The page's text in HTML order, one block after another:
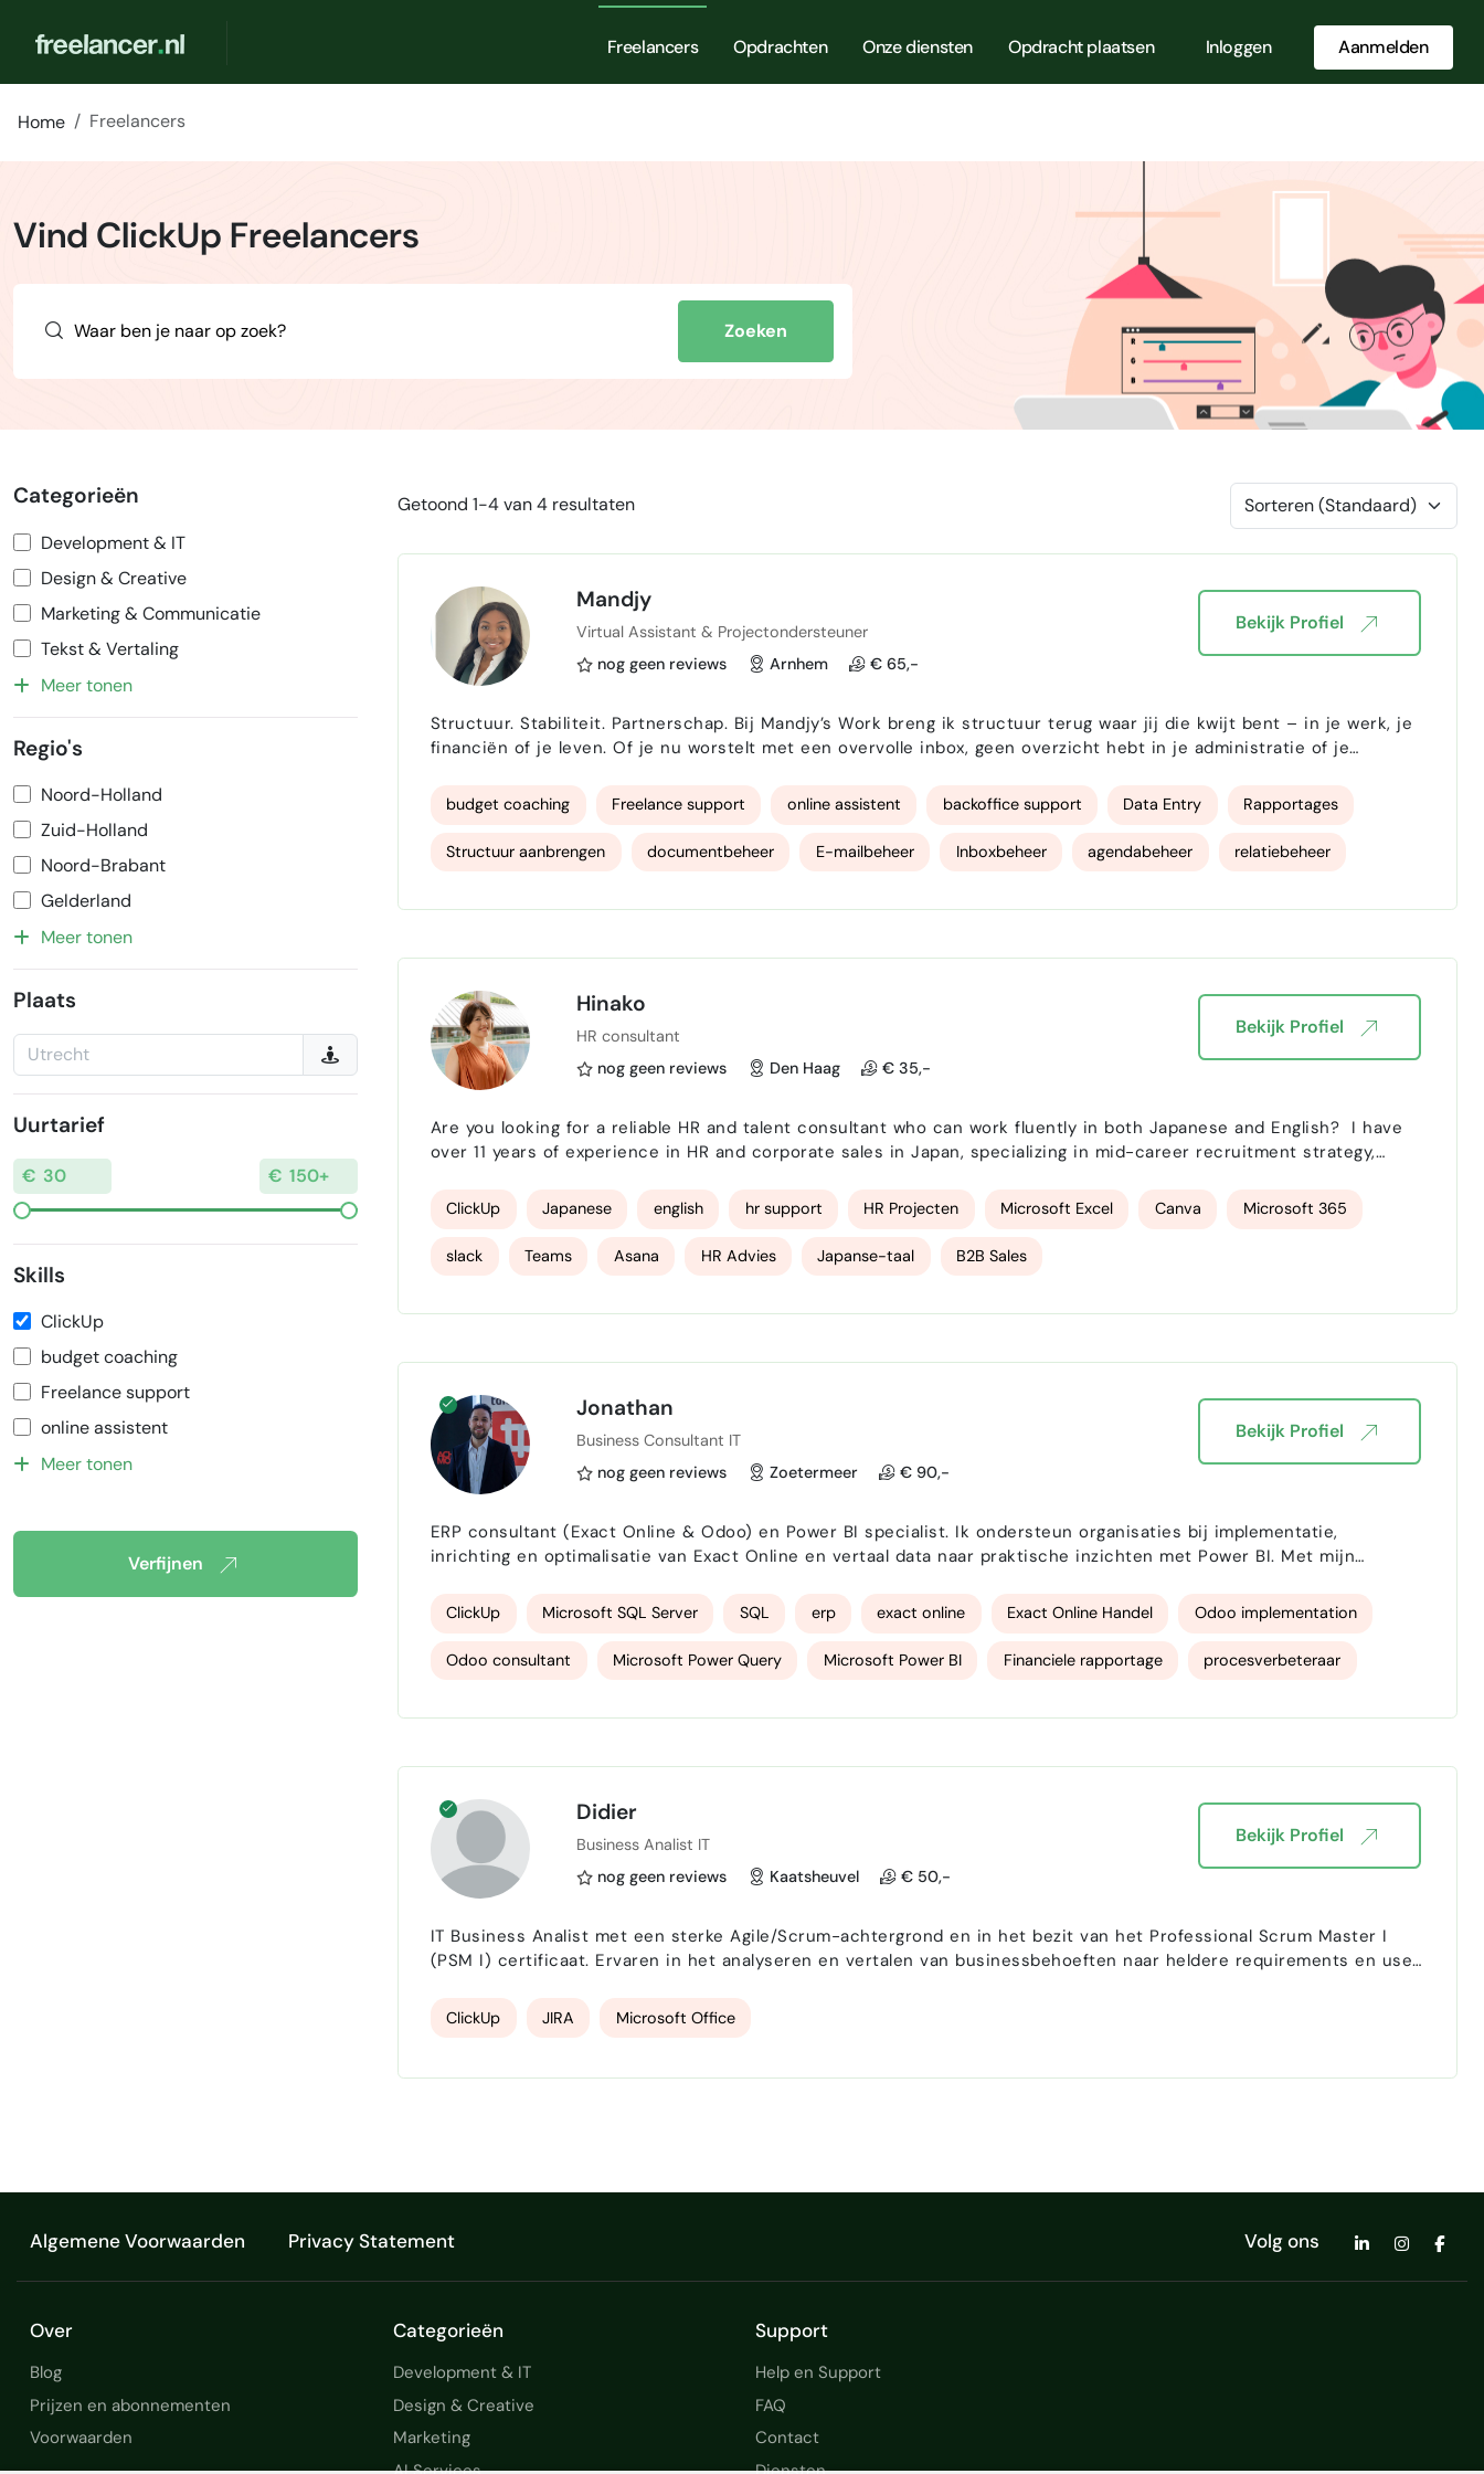
Freelancers Opdrachten Onze diensten Opdracht plaatsen Inloggen Aanmelden
Home Freelancers
Vind ClickUp Freelancers
Zoeken
Categorieën
Development & IT
Design & Creative
Marketing & Communicatie
Tekst & Vertaling
Meer tonen
Regio's
Noord-Holland
Zuid-Holland
Noord-Brabant
Gelderland
Meer tonen
Plaats
Uurtarief
Skills
ClickUp
budget coaching
Freelance support
online assistent
Meer tonen
Verfijnen
Getoond 1-4 van 4 resultaten
Mandjy
Virtual Assistant & Projectondersteuner
nog geen reviews
Arnhem € 65,-
Structuur. Stabiliteit. Partnerschap. Bij Mandjy’s Work breng ik structuur terug waar jij die kwijt bent – in je werk, je
financiën of je leven. Of je nu worstelt met een overvolle inbox, geen overzicht hebt in je administratie of je
Work. Ooit zat ik zelf midden in …
budget coaching Freelance support online assistent backoffice support Data Entry Rapportages
Structuur aanbrengen documentbeheer E-mailbeheer Inboxbeheer agendabeheer relatiebeheer
Google Workspace proactief meedenkend
Oplossingsgericht communicatief sterk
Financiele dienstverlening
projectvoorstellen schrijven subsidieaanvragen schrijven financieel overzichtmaken
Bekijk Profiel
Hinako
HR consultant
nog geen reviews
Den Haag € 35,-
Are you looking for a reliable HR and talent consultant who can work fluently in both Japanese and English? I have
over 11 years of experience in HR and corporate sales in Japan, specializing in mid-career recruitment strategy,
proposals and recruitment process improvements for more than 1…
ClickUp Japanese english hr support HR Projecten Microsoft Excel Canva Microsoft 365
slack Teams Asana HR Advies Japanse-taal B2B Sales
Bekijk Profiel
Jonathan
Business Consultant IT
nog geen reviews
Zoetermeer € 90,-
ERP consultant (Exact Online & Odoo) en Power BI specialist. Ik ondersteun organisaties bij implementatie,
inrichting en optimalisatie van Exact Online en vertaal data naar praktische inzichten met Power BI. Met mijn
parttime en interim opdrachten (Exact, Odoo, BI, procesoptimali…
ClickUp Microsoft SQL Server SQL erp exact online Exact Online Handel Odoo implementation
Odoo consultant Microsoft Power Query Microsoft Power BI Financiele rapportage procesverbeteraar
Bekijk Profiel
Didier
Business Analist IT
nog geen reviews
Kaatsheuvel € 50,-
IT Business Analist met een sterke Agile/Scrum-achtergrond en in het bezit van het Professional Scrum Master I
(PSM I) certificaat. Ervaren in het analyseren en vertalen van businessbehoeften naar heldere requirements en user
stakeholdergesprekken snel de kern van het probleem en de…
ClickUp JIRA Microsoft Office
Bekijk Profiel
Algemene Voorwaarden Privacy Statement Volg ons
Over
Blog
Prijzen en abonnementen
Voorwaarden
Categorieën
Development & IT
Design & Creative
Marketing
Support
Help en Support
FAQ
Contact